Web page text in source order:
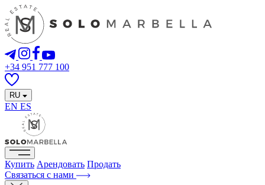
+34 951 777 100
RU
EN ES
Купить Арендовать Продать
Связаться с нами